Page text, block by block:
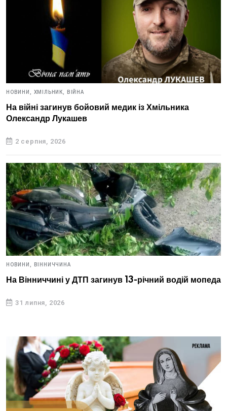
НОВИНИ, ХМІЛЬНИК, ВІЙНА
На війні загинув бойовий медик із Хмільника
Олександр Лукашев
2 серпня, 2026
НОВИНИ, ВІННИЧЧИНА
На Вінниччині у ДТП загинув 13-річний водій мопеда
31 липня, 2026